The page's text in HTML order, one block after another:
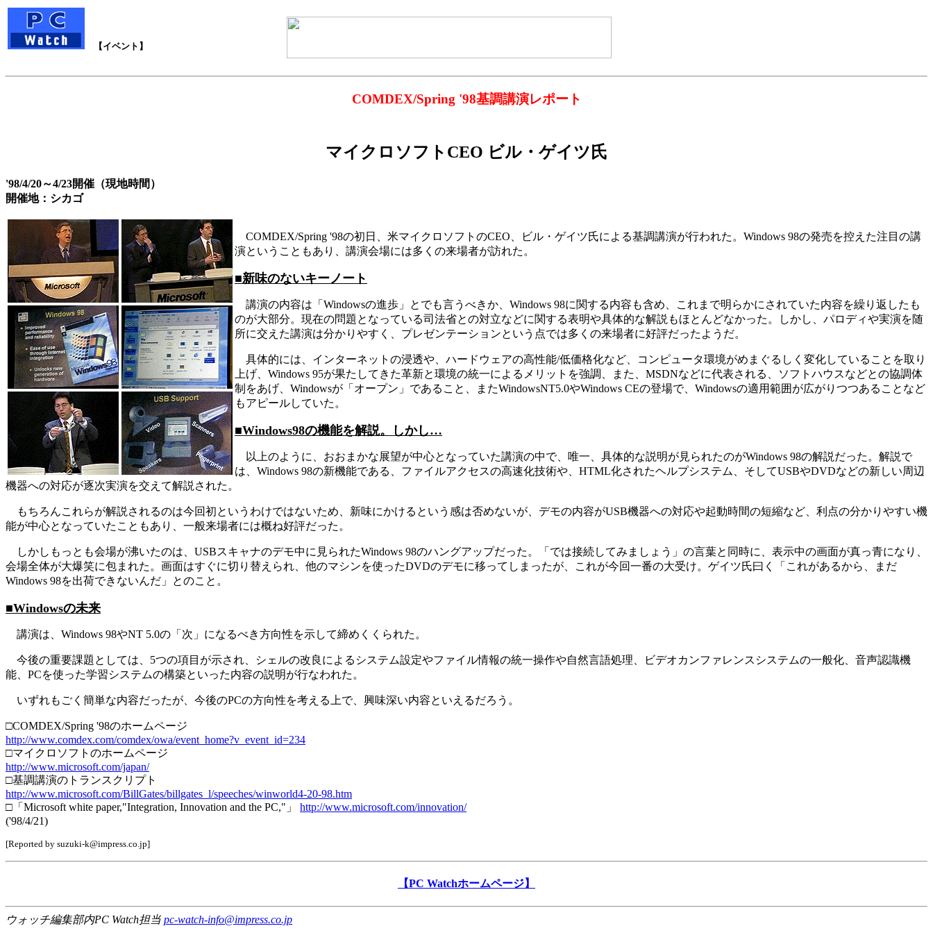
【イベント】
COMDEX/Spring '98基調講演レポート
マイクロソフトCEO ビル・ゲイツ氏
'98/4/20～4/23開催（現地時間）
開催地：シカゴ
COMDEX/Spring '98の初日、米マイクロソフトのCEO、ビル・ゲイツ氏による基調講演が行われた。Windows 98の発売を控えた注目の講
演ということもあり、講演会場には多くの来場者が訪れた。
■新味のないキーノート
講演の内容は「Windowsの進歩」とでも言うべきか、Windows 98に関する内容も含め、これまで明らかにされていた内容を繰り返したも
のが大部分。現在の問題となっている司法省との対立などに関する表明や具体的な解説もほとんどなかった。しかし、パロディや実演を随
所に交えた講演は分かりやすく、プレゼンテーションという点では多くの来場者に好評だったようだ。
具体的には、インターネットの浸透や、ハードウェアの高性能/低価格化など、コンピュータ環境がめまぐるしく変化していることを取り
上げ、Windows 95が果たしてきた革新と環境の統一によるメリットを強調、また、MSDNなどに代表される、ソフトハウスなどとの協調体
制をあげ、Windowsが「オープン」であること、またWindowsNT5.0やWindows CEの登場で、Windowsの適用範囲が広がりつつあることなど
もアピールしていた。
■Windows98の機能を解説。しかし…
以上のように、おおまかな展望が中心となっていた講演の中で、唯一、具体的な説明が見られたのがWindows 98の解説だった。解説で
は、Windows 98の新機能である、ファイルアクセスの高速化技術や、HTML化されたヘルプシステム、そしてUSBやDVDなどの新しい周辺
機器への対応が逐次実演を交えて解説された。
もちろんこれらが解説されるのは今回初というわけではないため、新味にかけるという感は否めないが、デモの内容がUSB機器への対応や起動時間の短縮など、利点の分かりやすい機
能が中心となっていたこともあり、一般来場者には概ね好評だった。
しかしもっとも会場が沸いたのは、USBスキャナのデモ中に見られたWindows 98のハングアップだった。「では接続してみましょう」の言葉と同時に、表示中の画面が真っ青になり、
会場全体が大爆笑に包まれた。画面はすぐに切り替えられ、他のマシンを使ったDVDのデモに移ってしまったが、これが今回一番の大受け。ゲイツ氏曰く「これがあるから、まだ
Windows 98を出荷できないんだ」とのこと。
■Windowsの未来
講演は、Windows 98やNT 5.0の「次」になるべき方向性を示して締めくくられた。
今後の重要課題としては、5つの項目が示され、シェルの改良によるシステム設定やファイル情報の統一操作や自然言語処理、ビデオカンファレンスシステムの一般化、音声認識機
能、PCを使った学習システムの構築といった内容の説明が行なわれた。
いずれもごく簡単な内容だったが、今後のPCの方向性を考える上で、興味深い内容といえるだろう。
□COMDEX/Spring '98のホームページ
http://www.comdex.com/comdex/owa/event_home?v_event_id=234
□マイクロソフトのホームページ
http://www.microsoft.com/japan/
□基調講演のトランスクリプト
http://www.microsoft.com/BillGates/billgates_l/speeches/winworld4-20-98.htm
□「Microsoft white paper,"Integration, Innovation and the PC,"」 http://www.microsoft.com/innovation/
('98/4/21)
[Reported by suzuki-k@impress.co.jp]
【PC Watchホームページ】
ウォッチ編集部内PC Watch担当 pc-watch-info@impress.co.jp